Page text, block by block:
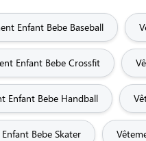
Enfant Bebe Baseball
Enfant Bebe Crossfit
Enfant Bebe Handball
Bebe Skater